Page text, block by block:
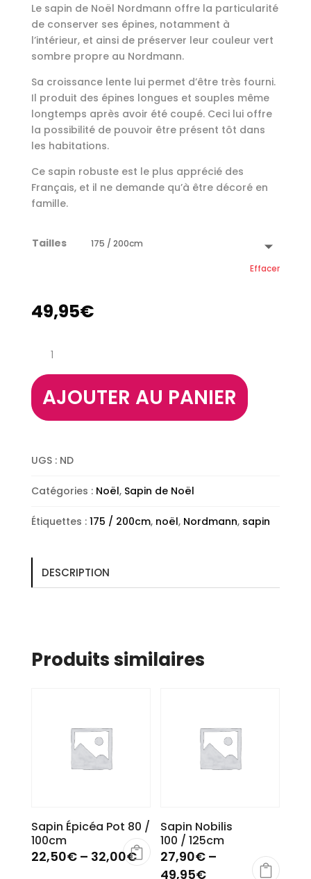
Le sapin de Noël Nordmann offre la particularité
de conserver ses épines, notamment à
l’intérieur, et ainsi de préserver leur couleur vert
sombre propre au Nordmann.
Sa croissance lente lui permet d’être très fourni.
Il produit des épines longues et souples même
longtemps après avoir été coupé. Ceci lui offre
la possibilité de pouvoir être présent tôt dans
les habitations.
Ce sapin robuste est le plus apprécié des
Français, et il ne demande qu’à être décoré en
famille.
Tailles
Effacer
49,95€
Sapin
Nordmann
175AJOUTER AU PANIER
UGS : ND
Catégories : Noël, Sapin de Noël
Étiquettes : 175 / 200cm, noël, Nordmann, sapin
DESCRIPTION
Produits similaires
Sapin Épicéa Pot 80 /
100cm
22,50€– 32,00€
Sapin Nobilis
100 / 125cm
27,90€ –
49,95€